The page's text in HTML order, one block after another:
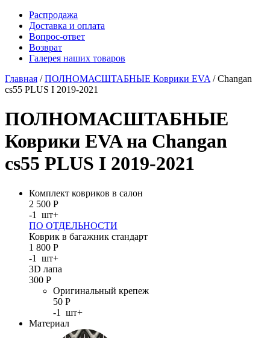
Распродажа
Доставка и оплата
Вопрос-ответ
Возврат
Галерея наших товаров
Главная /ПОЛНОМАСШТАБНЫЕ Коврики EVA / Changan
cs55 PLUS I 2019-2021
ПОЛНОМАСШТАБНЫЕ
Коврики EVA на Changan
cs55 PLUS I 2019-2021
Комплект ковриков в салон
2 500 Р
-1 шт+
ПО ОТДЕЛЬНОСТИ
Коврик в багажник стандарт
1 800 Р
-1 шт+
3D лапа
300 Р
Оригинальный крепеж
50 Р
-1 шт+
Материал